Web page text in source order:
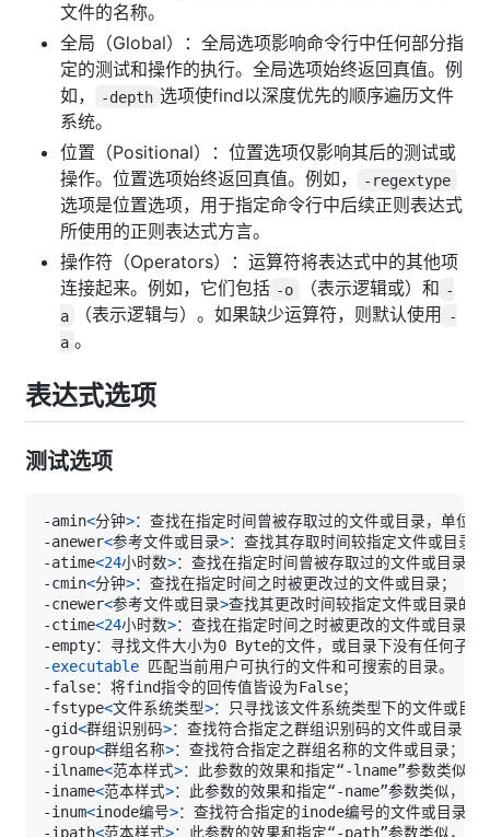
文件的名称。
全局（Global）：全局选项影响命令行中任何部分指
定的测试和操作的执行。全局选项始终返回真值。例
如，
-depth 选项使find以深度优先的顺序遍历文件
系统。
位置（Positional）：位置选项仅影响其后的测试或
操作。位置选项始终返回真值。例如，
-regextype
选项是位置选项，用于指定命令行中后续正则表达式
所使用的正则表达式方言。
操作符（Operators）：运算符将表达式中的其他项
连接起来。例如，它们包括 -o （表示逻辑或）和 -
a
（表示逻辑与）。如果缺少运算符，则默认使用
-
a 。
表达式选项
测试选项
-amin<分钟>
-anewer<参考文件或目录>
-atime<24小时数>
-cmin<分钟>
-cnewer<参考文件或目录>
-ctime<24小时数>
-executable
-fstype<文件系统类型>
-gid<群组识别码>
-group<群组名称>
-ilname<范本样式>
-iname<范本样式>
-inum<inode编号>
-ipath<范本样式>